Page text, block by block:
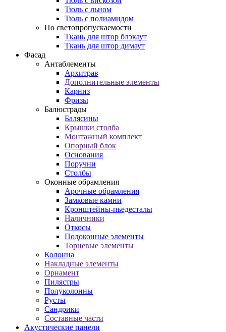
Тюль с льном
Тюль с полиамидом
По светопропускаемости
Ткань для штор блэкаут
Ткань для штор димаут
Фасад
Антаблементы
Архитрав
Дополнительные элементы
Карниз
Фризы
Балюстрады
Балясины
Крышки столба
Монтажный комплект
Опорный блок
Основания
Поручни
Столбы
Оконные обрамления
Арочные обрамления
Замковые камни
Кронштейны-пьедесталы
Наличники
Откосы
Подоконные элементы
Торцевые элементы
Колонна
Накладные элементы
Орнамент
Пилястры
Полуколонны
Русты
Сандрики
Составные части
Акустические панели